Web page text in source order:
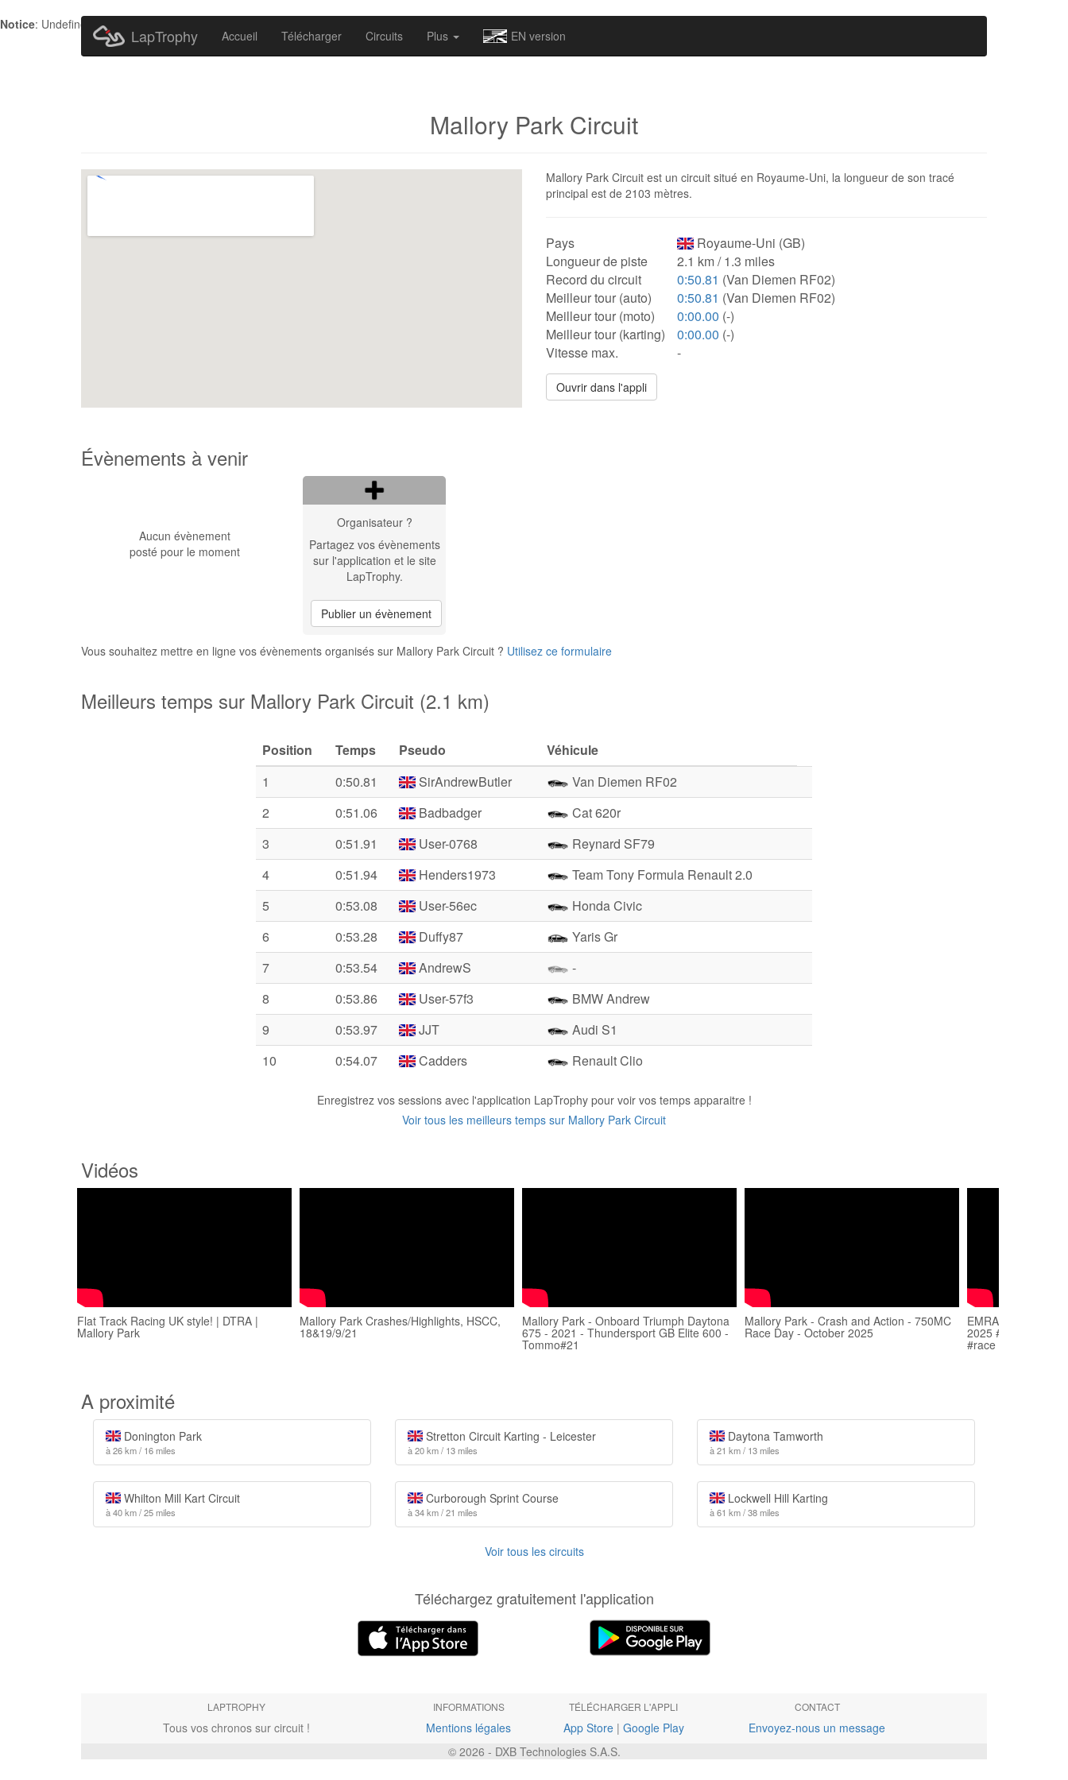
Notice: Undefined index: HTTP_ACCEPT_LANGUAGE in
LapTrophy Accueil Télécharger Circuits Plus EN version
Mallory Park Circuit
Mallory Park Circuit est un circuit situé en Royaume-Uni, la longueur de son tracé
principal est de 2103 mètres.
Pays
Royaume-Uni (GB)
Longueur de piste
2.1 km / 1.3 miles
Record du circuit
0:50.81 (Van Diemen RF02)
Meilleur tour (auto)
0:50.81 (Van Diemen RF02)
Meilleur tour (moto)
0:00.00 (-)
Meilleur tour (karting)
0:00.00 (-)
Vitesse max.
-
Ouvrir dans l'appli
Évènements à venir
Aucun évènement
posté pour le moment
Organisateur ?
Partagez vos évènements
sur l'application et le site
LapTrophy.
Publier un évènement
Vous souhaitez mettre en ligne vos évènements organisés sur Mallory Park Circuit ? Utilisez ce formulaire
Meilleurs temps sur Mallory Park Circuit (2.1 km)
Position Temps Pseudo
Véhicule
1
0:50.81 SirAndrewButler
Van Diemen RF02
2
0:51.06 Badbadger
Cat 620r
3
0:51.91 User-0768
Reynard SF79
4
0:51.94 Henders1973
Team Tony Formula Renault 2.0
5
0:53.08 User-56ec
Honda Civic
6
0:53.28 Duffy87
Yaris Gr
7
0:53.54 AndrewS
-
8
0:53.86 User-57f3
BMW Andrew
9
0:53.97 JJT
Audi S1
10
0:54.07 Cadders Renault Clio
Enregistrez vos sessions avec l'application LapTrophy pour voir vos temps apparaitre !
Voir tous les meilleurs temps sur Mallory Park Circuit
Vidéos
Flat Track Racing UK style! | DTRA |
Mallory Park
Mallory Park Crashes/Highlights, HSCC,
18&19/9/21
Mallory Park - Onboard Triumph Daytona
675 - 2021 - Thundersport GB Elite 600 -
Tommo#21
Mallory Park - Crash and Action - 750MC
Race Day - October 2025
EMRA CB500
2025 #foryou
#race #bikelife
A proximité
Donington Park
à 26 km / 16 miles
Stretton Circuit Karting - Leicester
à 20 km / 13 miles
Daytona Tamworth
à 21 km / 13 miles
Whilton Mill Kart Circuit
à 40 km / 25 miles
Curborough Sprint Course
à 34 km / 21 miles
Lockwell Hill Karting
à 61 km / 38 miles
Voir tous les circuits
Téléchargez gratuitement l'application
LAPTROPHY
Tous vos chronos sur circuit !
INFORMATIONS
Mentions légales
TÉLÉCHARGER L'APPLI
App Store| Google Play
CONTACT
Envoyez-nous un message
© 2026 - DXB Technologies S.A.S.